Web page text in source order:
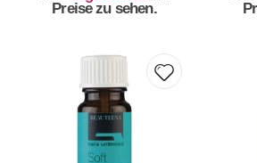
Preise zu sehen.